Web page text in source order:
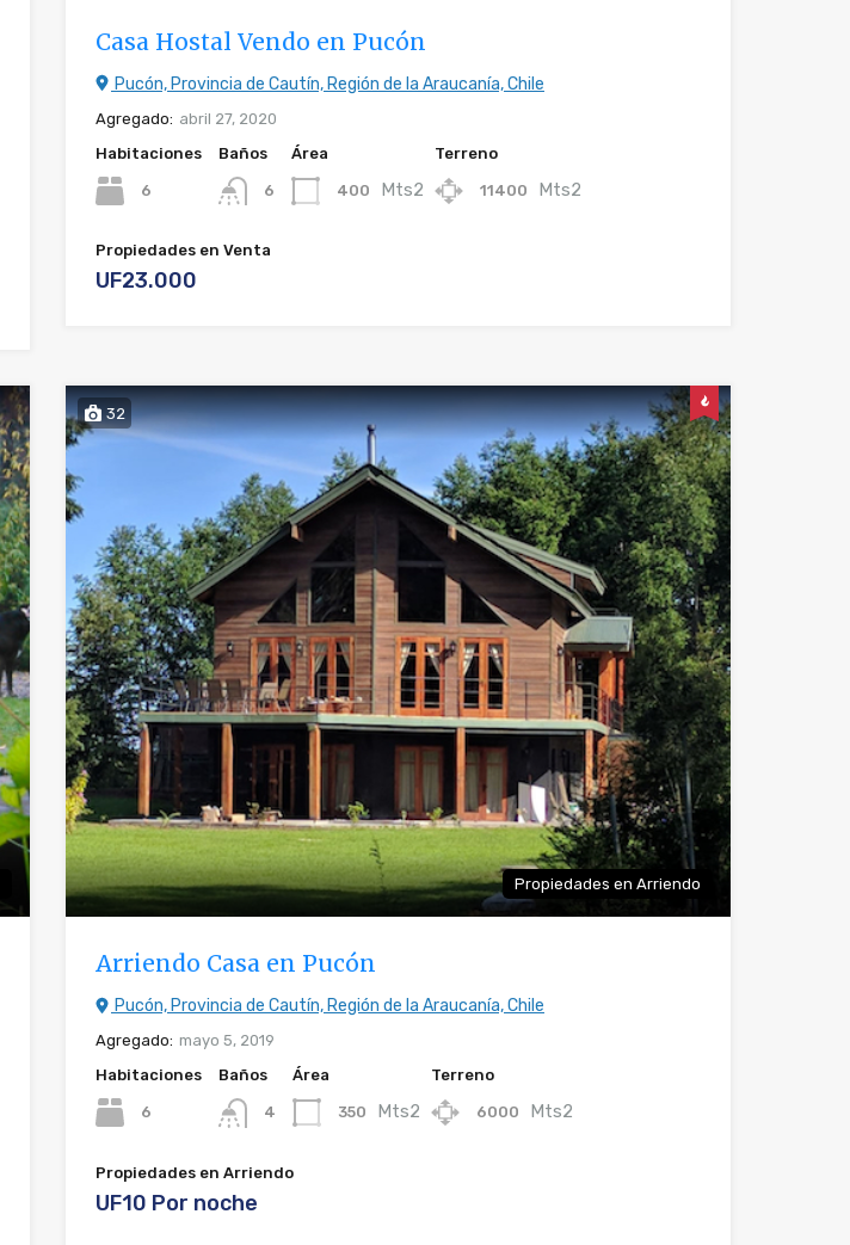
Casa Hostal Vendo en Pucón
Pucón, Provincia de Cautín, Región de la Araucanía, Chile
Agregado: abril 27, 2020
Habitaciones
6
Baños
6
Área
400 Mts2
Terreno
11400 Mts2
Propiedades en Venta
UF23.000
32
Propiedades en Arriendo
Arriendo Casa en Pucón
Pucón, Provincia de Cautín, Región de la Araucanía, Chile
Agregado: mayo 5, 2019
Habitaciones
6
Baños
4
Área
350 Mts2
Terreno
6000 Mts2
Propiedades en Arriendo
UF10 Por noche